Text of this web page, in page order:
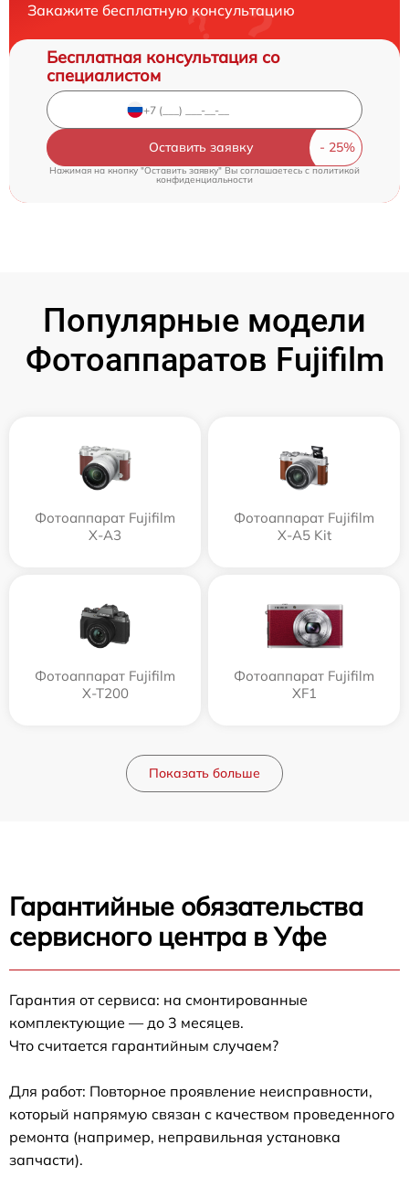
Закажите бесплатную консультацию
Бесплатная консультация со
специалистом
Оставить заявку
Нажимая на кнопку "Оставить заявку" Вы соглашаетесь c политикой
конфиденциальности
Популярные модели
Фотоаппаратов Fujifilm
Фотоаппарат Fujifilm
X-A3
Фотоаппарат Fujifilm
X-A5 Kit
Фотоаппарат Fujifilm
X-T200
Фотоаппарат Fujifilm
XF1
Показать больше
Гарантийные обязательства
сервисного центра в Уфе
Гарантия от сервиса: на смонтированные
комплектующие — до 3 месяцев.
Что считается гарантийным случаем?
Для работ: Повторное проявление неисправности,
который напрямую связан с качеством проведенного
ремонта (например, неправильная установка
запчасти).